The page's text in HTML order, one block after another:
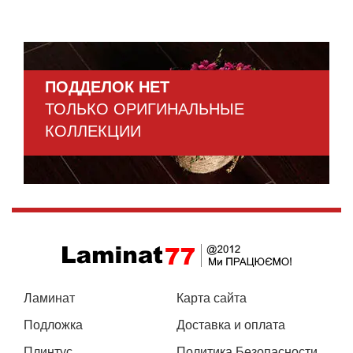
ПОДДЕЛОК НЕТ
ТОЛЬКО ОРИГИНАЛЬНЫЕ
КОЛЛЕКЦИИ
Ламинат
Подложка
Карта сайта
Доставка и оплата